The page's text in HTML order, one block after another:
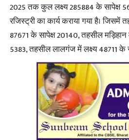
2025 तक कुल लक्ष्य 285884 के सापेक्ष
रजिस्ट्री का कार्य कराया गया है।
87671 के सापेक्ष 20140, तहसील मड़िहान
5383, तहसील लालगंज में लक्ष्य 48711 के